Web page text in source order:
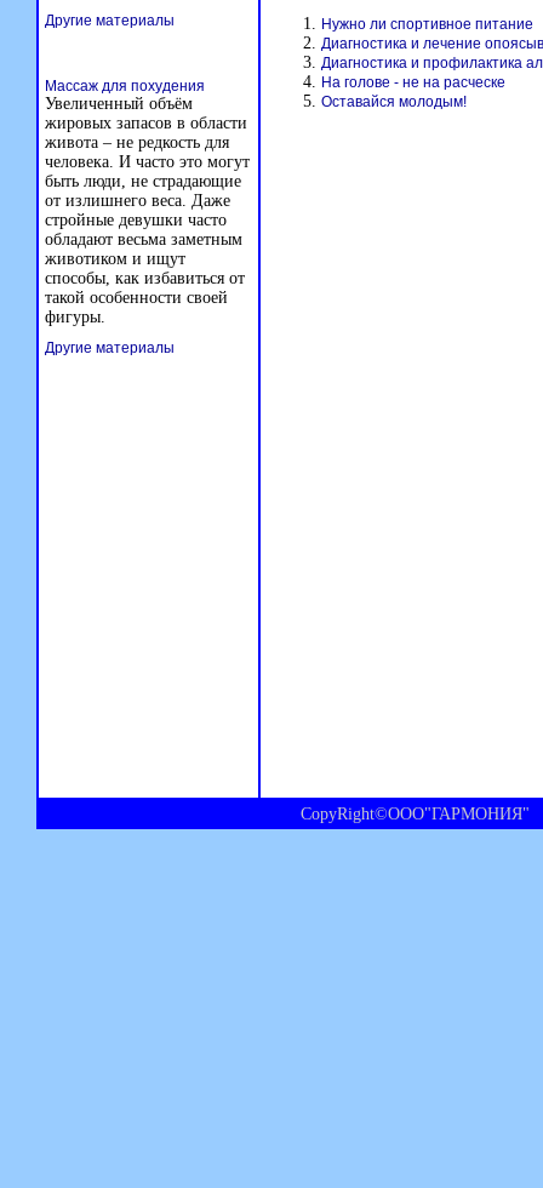
Нужно ли спортивное питание
Диагностика и лечение
Диагностика и профилактика
На голове - не на расческе
Оставайся молодым!
Другие материалы
Массаж для похудения
Увеличенный объём
жировых запасов в области
живота – не редкость для
человека. И часто это могут
быть люди, не страдающие
от излишнего веса. Даже
стройные девушки часто
обладают весьма заметным
животиком и ищут
способы, как избавиться от
такой особенности своей
фигуры.
Другие материалы